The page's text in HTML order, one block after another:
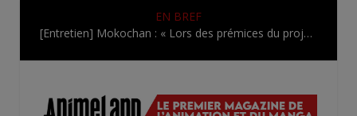
EN BREF
[Entretien] Mokochan : « Lors des prémices du projet, il était déjà demandé de suivre au mieux le manga originel.»